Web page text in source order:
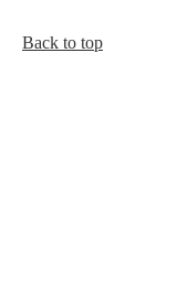
Back to top